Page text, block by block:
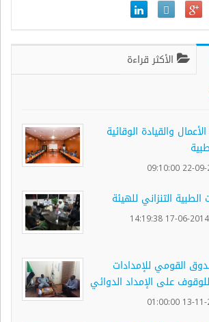
الأكثر قراءة
والقيادة الوقائية
الطبية التنزاني للهيئة
القومي للإمدادات
على الإمداد الدوائي